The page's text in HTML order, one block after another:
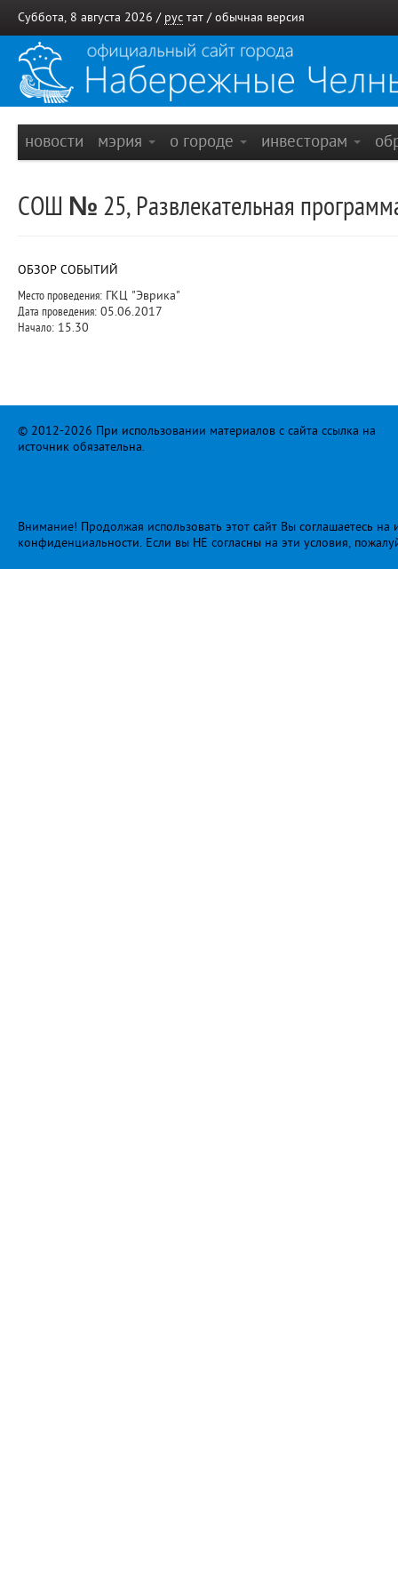
Суббота, 8 августа 2026 / рус тат / обычная версия
новости мэрия о городе инвесторам
СОШ № 25, Развлекательная
ОБЗОР СОБЫТИЙ
Место проведения: ГКЦ "Эврика"
Дата проведения: 05.06.2017
Начало: 15.30
© 2012-2026 При использовании материалов с сайта ссылка на
источник обязательна.
Внимание! Продолжая использовать этот сайт Вы соглашаетесь
конфиденциальности. Если вы НЕ согласны на эти условия,